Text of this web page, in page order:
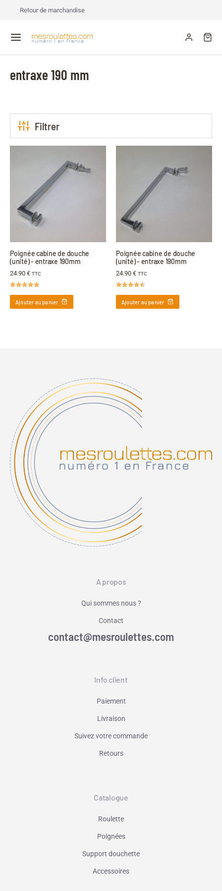
Retour de marchandise
entraxe 190 mm
Filtrer
Poignée cabine de douche
(unité) - entraxe 190mm
24.90 € TTC
Ajouter au panier
Poignée cabine de douche
(unité) - entraxe 190mm
24.90 € TTC
Ajouter au panier
A propos
Qui sommes nous ?
Contact
contact@mesroulettes.com
Info client
Paiement
Livraison
Suivez votre commande
Retours
Catalogue
Roulette
Poignées
Support douchette
Accessoires